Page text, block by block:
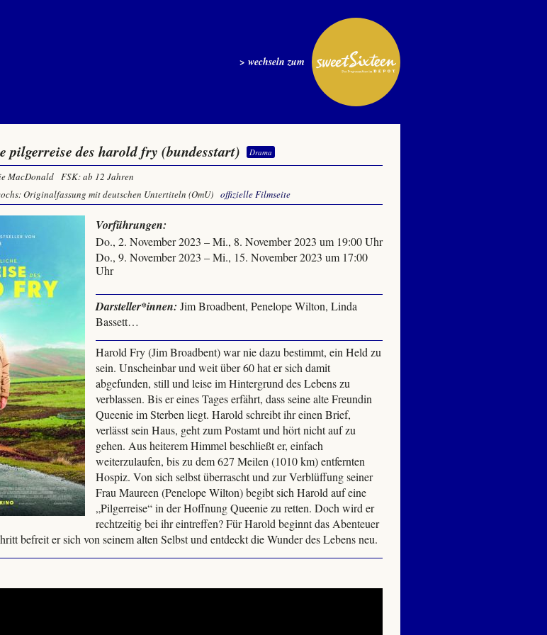
> wechseln zum
pilgerreise des harold fry (bundesstart) Drama
MacDonald FSK: ab 12 Jahren
Originalfassung mit deutschen Untertiteln (OmU) offizielle Filmseite
Vorführungen:
Do., 2. November 2023 – Mi., 8. November 2023 um 19:00 Uhr
Do., 9. November 2023 – Mi., 15. November 2023 um 17:00
Uhr
Darsteller*innen: Jim Broadbent, Penelope Wilton, Linda
Bassett…
Harold Fry (Jim Broadbent) war nie dazu bestimmt, ein Held zu
sein. Unscheinbar und weit über 60 hat er sich damit
abgefunden, still und leise im Hintergrund des Lebens zu
verblassen. Bis er eines Tages erfährt, dass seine alte Freundin
Queenie im Sterben liegt. Harold schreibt ihr einen Brief,
verlässt sein Haus, geht zum Postamt und hört nicht auf zu
gehen. Aus heiterem Himmel beschließt er, einfach
weiterzulaufen, bis zu dem 627 Meilen (1010 km) entfernten
Hospiz. Von sich selbst überrascht und zur Verblüffung seiner
Frau Maureen (Penelope Wilton) begibt sich Harold auf eine
„Pilgerreise“ in der Hoffnung Queenie zu retten. Doch wird er
rechtzeitig bei ihr eintreffen? Für Harold beginnt das Abenteuer
befreit er sich von seinem alten Selbst und entdeckt die Wunder des Lebens neu.